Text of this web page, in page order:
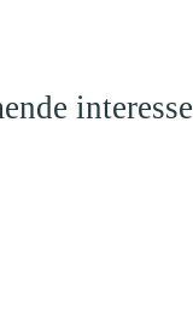
interesse